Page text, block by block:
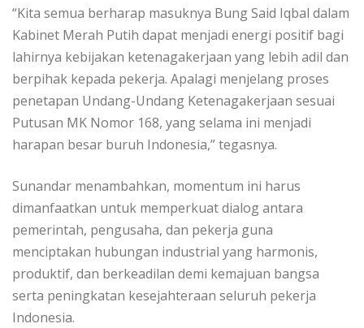
“Kita semua berharap masuknya Bung Said Iqbal dalam
Kabinet Merah Putih dapat menjadi energi positif bagi
lahirnya kebijakan ketenagakerjaan yang lebih adil dan
berpihak kepada pekerja. Apalagi menjelang proses
penetapan Undang-Undang Ketenagakerjaan sesuai
Putusan MK Nomor 168, yang selama ini menjadi
harapan besar buruh Indonesia,” tegasnya.
Sunandar menambahkan, momentum ini harus
dimanfaatkan untuk memperkuat dialog antara
pemerintah, pengusaha, dan pekerja guna
menciptakan hubungan industrial yang harmonis,
produktif, dan berkeadilan demi kemajuan bangsa
serta peningkatan kesejahteraan seluruh pekerja
Indonesia.